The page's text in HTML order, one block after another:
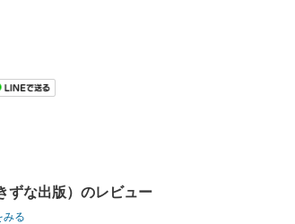
ずな出版）のレビュー
みる